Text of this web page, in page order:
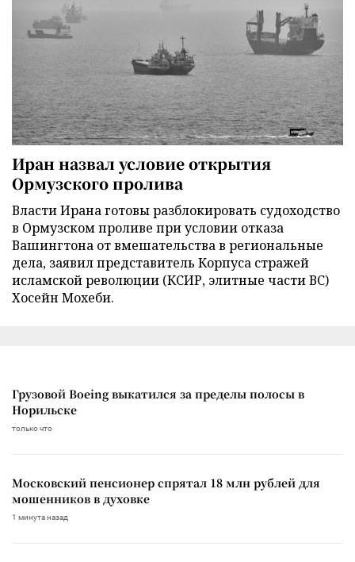
Иран назвал условие открытия
Ормузского пролива
Власти Ирана готовы разблокировать судоходство
в Ормузском проливе при условии отказа
Вашингтона от вмешательства в региональные
дела, заявил представитель Корпуса стражей
исламской революции (КСИР, элитные части ВС)
Хосейн Мохеби.
Грузовой Boeing выкатился за пределы полосы в
Норильске
только что
Московский пенсионер спрятал 18 млн рублей для
мошенников в духовке
1 минута назад